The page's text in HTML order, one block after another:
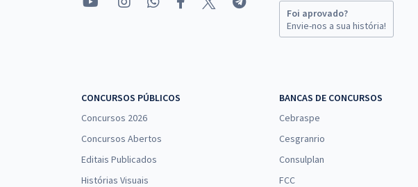
Foi aprovado?
Envie-nos a sua história!
CONCURSOS PÚBLICOS
Concursos 2026
Concursos Abertos
Editais Publicados
Histórias Visuais
BANCAS DE CONCURSOS
Cebraspe
Cesgranrio
Consulplan
FCC